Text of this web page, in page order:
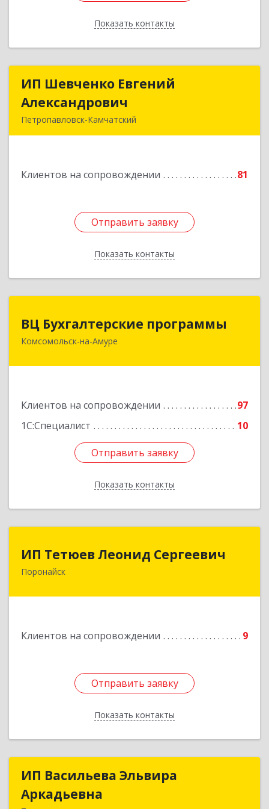
Показать контакты
Назад
ИП Шевченко Евгений
Александрович
Петропавловск-Камчатский
Клиентов на сопровождении 81
Отправить заявку
Показать контакты
ИП Шевченко Евгений
Отправить заявку
Назад
ВЦ Бухгалтерские программы
Комсомольск-на-Амуре
Клиентов на сопровождении
97
1С:Специалист
10
Отправить заявку
Показать контакты
681000, Хабаровский край, Комсомольск-на-
Отправить заявку
Назад
ИП Тетюев Леонид Сергеевич
Поронайск
Клиентов на сопровождении 9
Отправить заявку
Показать контакты
694242, Сахалинская обл, Поронайск г, Фрунзе
Отправить заявку
Назад
ИП Васильева Эльвира
Аркадьевна
ИП Васильева Эльвира